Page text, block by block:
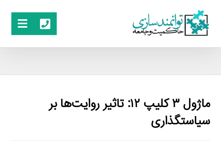
ماژول ۳ کلیپ ۱۲: تاثیر روایت‌ها بر
سیاستگذاری